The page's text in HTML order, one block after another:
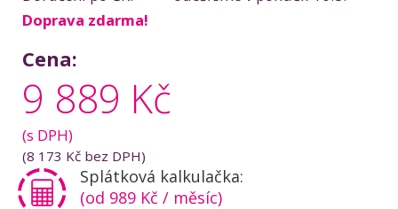
Doprava zdarma!
Cena:
9 889 Kč
(s DPH)
(8 173 Kč bez DPH)
Splátková kalkulačka:
(od 989 Kč / měsíc)